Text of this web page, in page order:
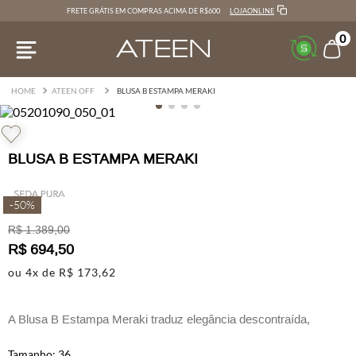
FRETE GRÁTIS EM COMPRAS ACIMA DE R$600 LOJAONLINE
0
ATEEN OFF BLUSA B ESTAMPA MERAKI
BLUSA B ESTAMPA MERAKI
-50%
R$ 1.389,00
R$ 694,50
ou 4x de R$ 173,62
A Blusa B Estampa Meraki traduz elegância descontraída,